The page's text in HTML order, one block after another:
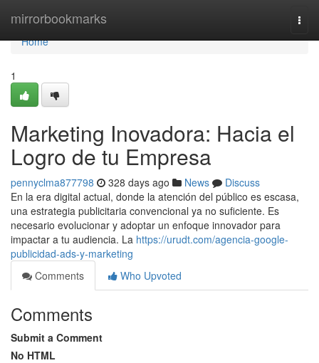
mirrorbookmarks
Home
Home
1
Marketing Inovadora: Hacia el
Logro de tu Empresa
pennyclma877798 328 days ago News
Discuss
En la era digital actual, donde la atención del público es escasa,
una estrategia publicitaria convencional ya no suficiente. Es
necesario evolucionar y adoptar un enfoque innovador para
impactar a tu audiencia. La https://urudt.com/agencia-google-
publicidad-ads-y-marketing
Comments
Who Upvoted
Comments
Submit a Comment
No HTML